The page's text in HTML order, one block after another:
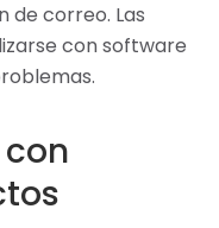
de correo. Las
con software
con